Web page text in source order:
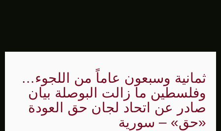
ثمانية وسبعون عاماً من اللجوء…
وفلسطين ما زالت البوصلة بيان
صادر عن اتحاد لجان حق العودة
«حق» – سورية